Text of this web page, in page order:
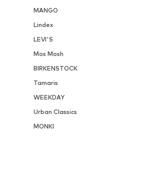
MANGO
Lindex
LEVI'S
Mos Mosh
BIRKENSTOCK
Tamaris
WEEKDAY
Urban Classics
MONKI